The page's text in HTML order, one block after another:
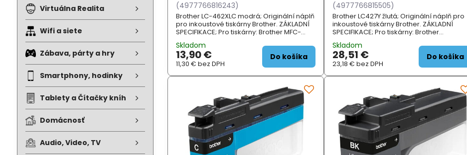
(4977766816243)
Brother LC-462XLC modrá; Originální náplň
pro inkoustové tiskárny Brother. ZÁKLADNÍ
SPECIFIKACE; Pro tiskárny: Brother MFC-
J2340DW, MFC-J3540DW, MFC-J3940DW;
Barva: modrá...
Skladom
13,90 €
11,30 €bez DPH
Do košíka
(4977766815505)
Brother LC427Y žlutá; Originální náplň pro
inkoustové tiskárny Brother. ZÁKLADNÍ
SPECIFIKACE; Pro tiskárny: Brother
MFCJ5955DW, MFCJ6955DW, MFCJ6957DW,
MFCJ6959DW, HLJ6010DW;...
Skladom
28,51 €
23,18 €bez DPH
Do košíka
Virtuálna Realita
Wifi a siete
Zábava, párty a hry
Smartphony, hodinky
Tablety a Čítačky kníh
Domácnosť
Audio, Video, TV